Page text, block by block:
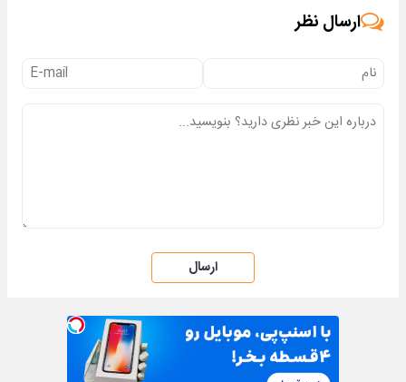
ارسال نظر
ارسال